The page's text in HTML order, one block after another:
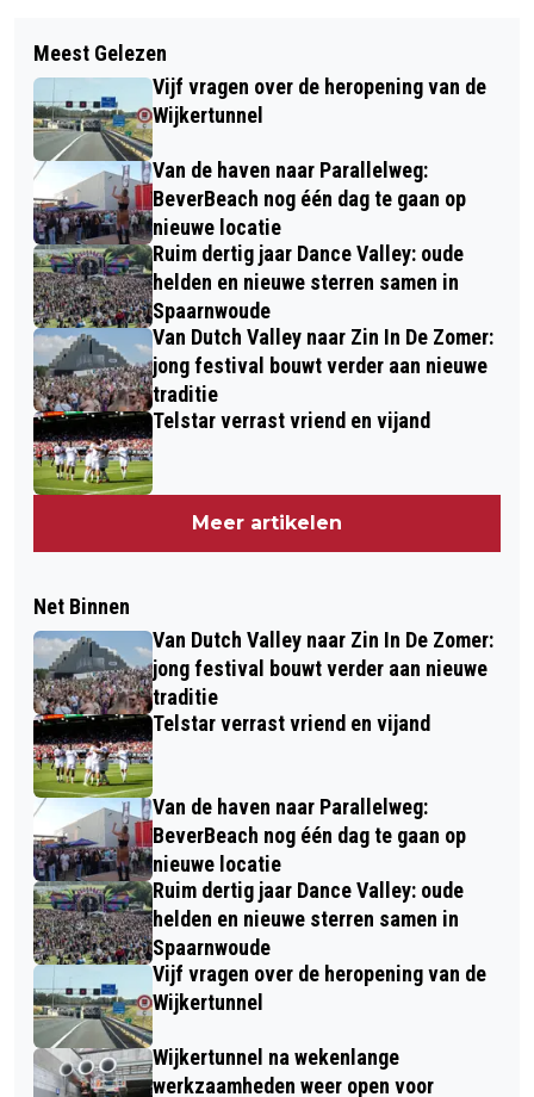
Meest Gelezen
Vijf vragen over de heropening van de
Wijkertunnel
Van de haven naar Parallelweg:
BeverBeach nog één dag te gaan op
nieuwe locatie
Ruim dertig jaar Dance Valley: oude
helden en nieuwe sterren samen in
Spaarnwoude
Van Dutch Valley naar Zin In De Zomer:
jong festival bouwt verder aan nieuwe
traditie
Telstar verrast vriend en vijand
Meer artikelen
Net Binnen
Van Dutch Valley naar Zin In De Zomer:
jong festival bouwt verder aan nieuwe
traditie
Telstar verrast vriend en vijand
Van de haven naar Parallelweg:
BeverBeach nog één dag te gaan op
nieuwe locatie
Ruim dertig jaar Dance Valley: oude
helden en nieuwe sterren samen in
Spaarnwoude
Vijf vragen over de heropening van de
Wijkertunnel
Wijkertunnel na wekenlange
werkzaamheden weer open voor